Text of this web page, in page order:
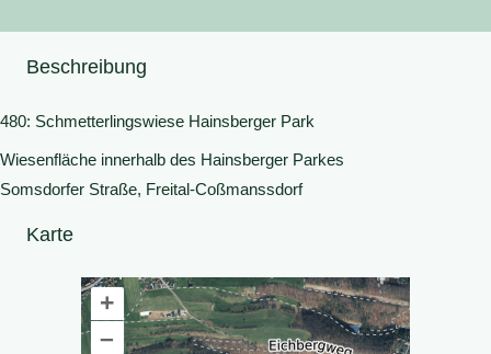
Beschreibung
480: Schmetterlingswiese Hainsberger Park
Wiesenfläche innerhalb des Hainsberger Parkes
Somsdorfer Straße, Freital-Coßmanssdorf
Karte
+
–